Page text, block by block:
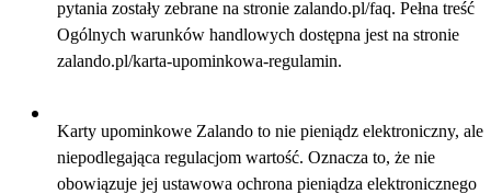
pytania zostały zebrane na stronie zalando.pl/faq. Pełna treść
Ogólnych warunków handlowych dostępna jest na stronie
zalando.pl/karta-upominkowa-regulamin.
Karty upominkowe Zalando to nie pieniądz elektroniczny, ale
niepodlegająca regulacjom wartość. Oznacza to, że nie
obowiązuje jej ustawowa ochrona pieniądza elektronicznego